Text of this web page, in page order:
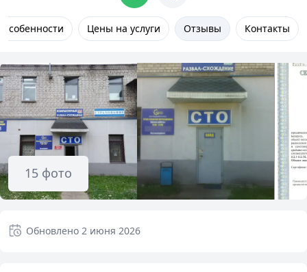
Особенности Цены на услуги Отзывы Контакты
15 фото
Обновлено 2 июня 2026